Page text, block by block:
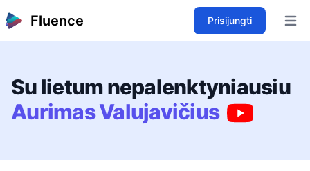
Fluence Prisijungti
Su lietum nepalenktyniausiu
Aurimas Valujavičius